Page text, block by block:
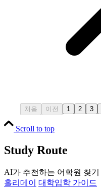
처음 이전 1 2 3
Scroll to top
Study Route
AI가 추천하는 어학원 찾기
홀리데이
대학입학 가이드